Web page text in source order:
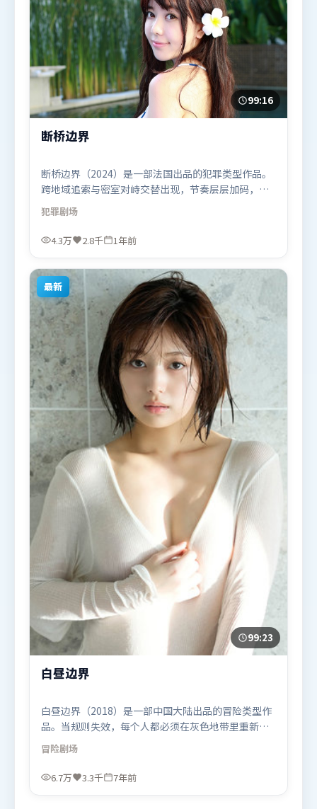
99:16
断桥边界
断桥边界（2024）是一部法国出品的犯罪类型作品。
跨地域追索与密室对峙交替出现，节奏层层加码，张
力持续上扬。动作场面设计讲究空间与节奏，文戏部
分同样扎实耐嚼。由奉俊昊执导，章子怡、黄渤、王
景春，杨紫、木村拓哉、沈腾等联袂出演。影片于
喜欢犯罪题材的观众观看。
犯罪剧场
4.3万 2.8千 1年前
最新
99:23
白昼边界
白昼边界（2018）是一部中国大陆出品的冒险类型作
品。当规则失效，每个人都必须在灰色地带里重新选
择立场与底线。动作场面设计讲究空间与节奏，文戏
部分同样扎实耐嚼。由王家卫执导，刘亦菲、肖战、
杨紫，吴京、王景春等联袂出演。影片于2018年9月4
冒险剧场
6.7万 3.3千 7年前